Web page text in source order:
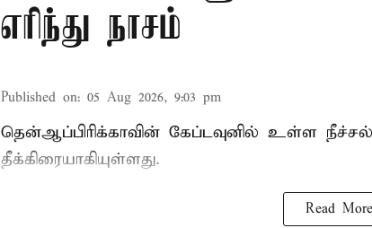
எரிந்து நாசம்
Published on: 05 Aug 2026, 9:03 pm
தென்ஆப்பிரிக்காவின் கேப்டவுனில் உள்ள
தீக்கிரையாகியுள்ளது.
Read More